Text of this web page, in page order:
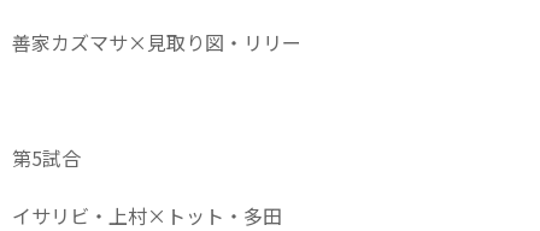
善家カズマサ×見取り図・リリー
第5試合
イサリビ・上村×トット・多田